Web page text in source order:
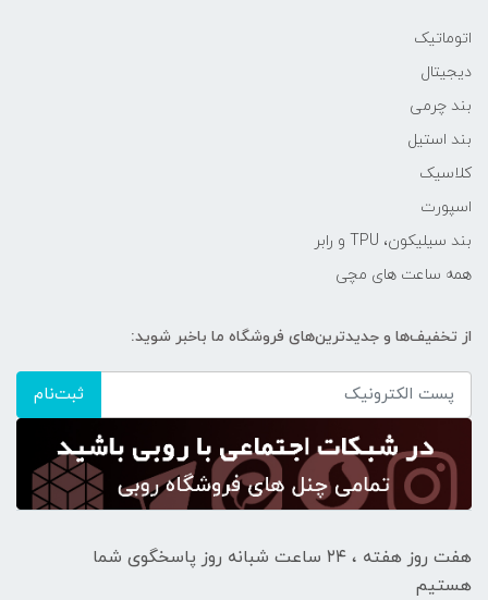
اتوماتیک
دیجیتال
بند چرمی
بند استیل
کلاسیک
اسپورت
بند سیلیکون، TPU و رابر
همه ساعت های مچی
از تخفیف‌ها و جدیدترین‌های فروشگاه ما باخبر شوید:
ثبت‌نام
هفت روز هفته ، ۲۴ ساعت شبانه‌ روز پاسخگوی شما
هستیم